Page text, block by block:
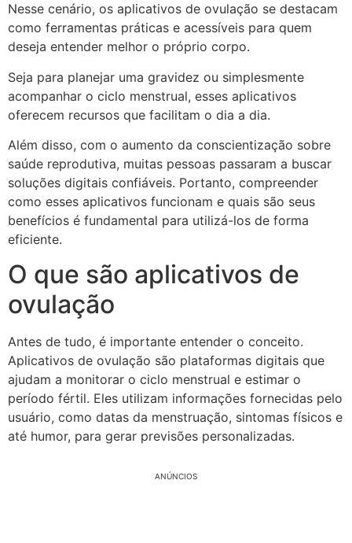
Nesse cenário, os aplicativos de ovulação se destacam
como ferramentas práticas e acessíveis para quem
deseja entender melhor o próprio corpo.
Seja para planejar uma gravidez ou simplesmente
acompanhar o ciclo menstrual, esses aplicativos
oferecem recursos que facilitam o dia a dia.
Além disso, com o aumento da conscientização sobre
saúde reprodutiva, muitas pessoas passaram a buscar
soluções digitais confiáveis. Portanto, compreender
como esses aplicativos funcionam e quais são seus
benefícios é fundamental para utilizá-los de forma
eficiente.
O que são aplicativos de
ovulação
Antes de tudo, é importante entender o conceito.
Aplicativos de ovulação são plataformas digitais que
ajudam a monitorar o ciclo menstrual e estimar o
período fértil. Eles utilizam informações fornecidas pelo
usuário, como datas da menstruação, sintomas físicos e
até humor, para gerar previsões personalizadas.
ANÚNCIOS